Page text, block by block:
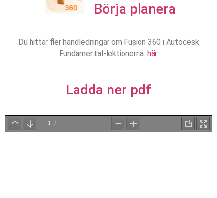
Börja planera
Du hittar fler handledningar om Fusion 360 i Autodesk
Fundamental-lektionerna. här.
Ladda ner pdf